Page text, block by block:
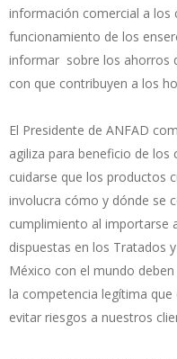
información comercial a los
funcionamiento de los
informar sobre los ahorros
con que contribuyen a los
El Presidente de ANFAD
agiliza para beneficio de
cuidarse que los productos
involucra cómo y dónde se
cumplimiento al importarse
dispuestas en los Tratados
México con el mundo
la competencia legítima
evitar riesgos a nuestros